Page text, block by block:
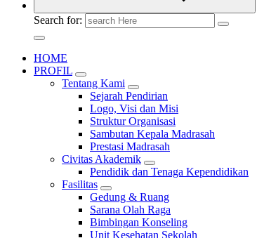
Search for:
HOME
PROFIL
Tentang Kami
Sejarah Pendirian
Logo, Visi dan Misi
Struktur Organisasi
Sambutan Kepala Madrasah
Prestasi Madrasah
Civitas Akademik
Pendidik dan Tenaga Kependidikan
Fasilitas
Gedung & Ruang
Sarana Olah Raga
Bimbingan Konseling
Unit Kesehatan Sekolah